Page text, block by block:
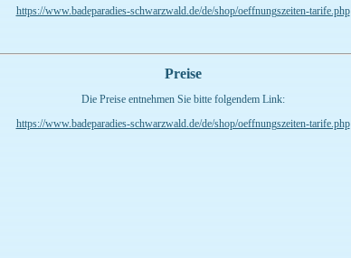
https://www.badeparadies-schwarzwald.de/de/shop/oeffnungszeiten-tarife.php
Preise
Die Preise entnehmen Sie bitte folgendem Link:
https://www.badeparadies-schwarzwald.de/de/shop/oeffnungszeiten-tarife.php